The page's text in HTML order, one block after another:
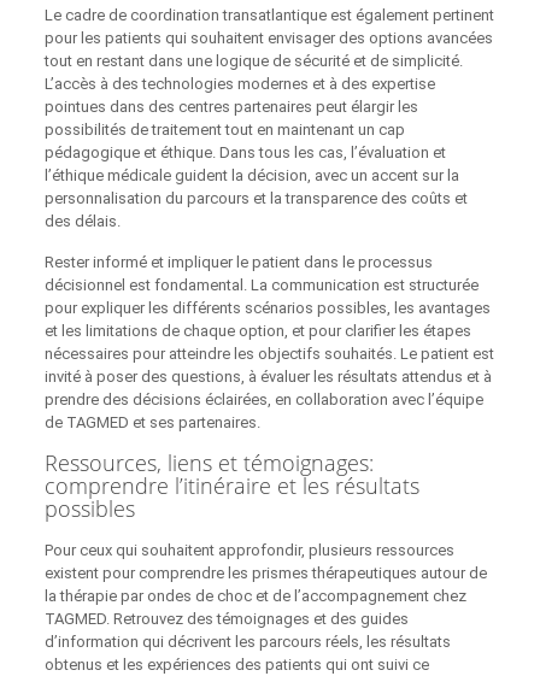
Le cadre de coordination transatlantique est également pertinent
pour les patients qui souhaitent envisager des options avancées
tout en restant dans une logique de sécurité et de simplicité.
L’accès à des technologies modernes et à des expertise
pointues dans des centres partenaires peut élargir les
possibilités de traitement tout en maintenant un cap
pédagogique et éthique. Dans tous les cas, l’évaluation et
l’éthique médicale guident la décision, avec un accent sur la
personnalisation du parcours et la transparence des coûts et
des délais.
Rester informé et impliquer le patient dans le processus
décisionnel est fondamental. La communication est structurée
pour expliquer les différents scénarios possibles, les avantages
et les limitations de chaque option, et pour clarifier les étapes
nécessaires pour atteindre les objectifs souhaités. Le patient est
invité à poser des questions, à évaluer les résultats attendus et à
prendre des décisions éclairées, en collaboration avec l’équipe
de TAGMED et ses partenaires.
Ressources, liens et témoignages:
comprendre l’itinéraire et les résultats
possibles
Pour ceux qui souhaitent approfondir, plusieurs ressources
existent pour comprendre les prismes thérapeutiques autour de
la thérapie par ondes de choc et de l’accompagnement chez
TAGMED. Retrouvez des témoignages et des guides
d’information qui décrivent les parcours réels, les résultats
obtenus et les expériences des patients qui ont suivi ce